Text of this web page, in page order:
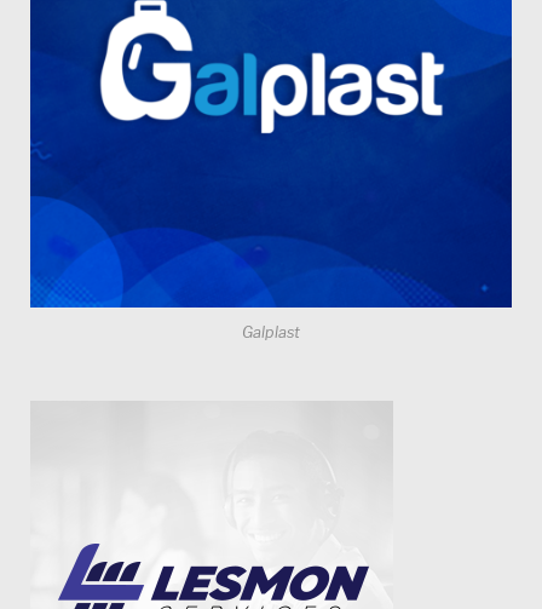
Galplast